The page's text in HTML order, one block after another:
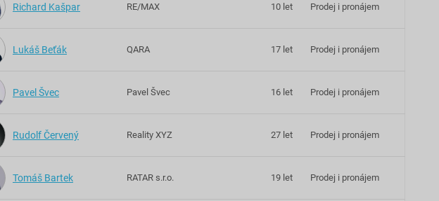
Richard Kašpar RE/MAX 10 let Prodej i pronájem
Lukáš Beťák QARA 17 let Prodej i pronájem
Pavel Švec Pavel Švec 16 let Prodej i pronájem
Rudolf Červený Reality XYZ 27 let Prodej i pronájem
Tomáš Bartek RATAR s.r.o. 19 let Prodej i pronájem